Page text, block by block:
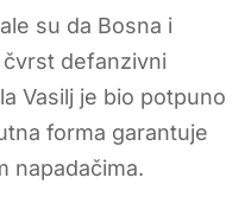
su da Bosna i
defanzivni
Vasilj je bio potpuno
forma garantuje
napadačima.